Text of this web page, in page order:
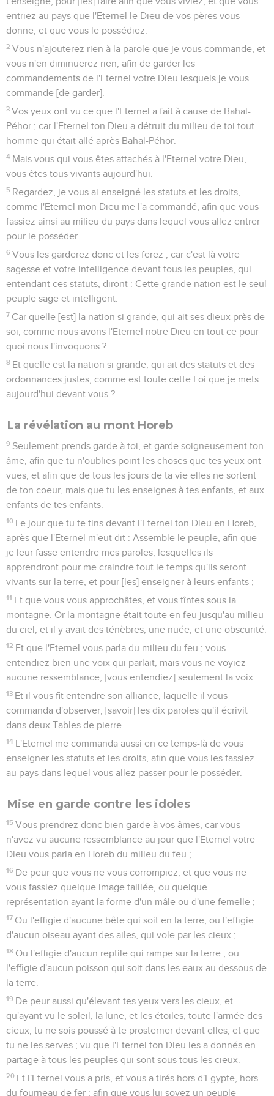
entriez au pays que l'Eternel le Dieu de vos pères vous
donne, et que vous le possédiez.
2 Vous n'ajouterez rien à la parole que je vous commande, et
vous n'en diminuerez rien, afin de garder les
commandements de l'Eternel votre Dieu lesquels je vous
commande [de garder].
3 Vos yeux ont vu ce que l'Eternel a fait à cause de Bahal-
Péhor ; car l'Eternel ton Dieu a détruit du milieu de toi tout
homme qui était allé après Bahal-Péhor.
4 Mais vous qui vous êtes attachés à l'Eternel votre Dieu,
vous êtes tous vivants aujourd'hui.
5 Regardez, je vous ai enseigné les statuts et les droits,
comme l'Eternel mon Dieu me l'a commandé, afin que vous
fassiez ainsi au milieu du pays dans lequel vous allez entrer
pour le posséder.
6 Vous les garderez donc et les ferez ; car c'est là votre
sagesse et votre intelligence devant tous les peuples, qui
entendant ces statuts, diront : Cette grande nation est le seul
peuple sage et intelligent.
7 Car quelle [est] la nation si grande, qui ait ses dieux près de
soi, comme nous avons l'Eternel notre Dieu en tout ce pour
quoi nous l'invoquons ?
8 Et quelle est la nation si grande, qui ait des statuts et des
ordonnances justes, comme est toute cette Loi que je mets
aujourd'hui devant vous ?
La révélation au mont Horeb
9 Seulement prends garde à toi, et garde soigneusement ton
âme, afin que tu n'oublies point les choses que tes yeux ont
vues, et afin que de tous les jours de ta vie elles ne sortent
de ton coeur, mais que tu les enseignes à tes enfants, et aux
enfants de tes enfants.
10 Le jour que tu te tins devant l'Eternel ton Dieu en Horeb,
après que l'Eternel m'eut dit : Assemble le peuple, afin que
je leur fasse entendre mes paroles, lesquelles ils
apprendront pour me craindre tout le temps qu'ils seront
vivants sur la terre, et pour [les] enseigner à leurs enfants ;
11 Et que vous vous approchâtes, et vous tîntes sous la
montagne. Or la montagne était toute en feu jusqu'au milieu
du ciel, et il y avait des ténèbres, une nuée, et une obscurité.
12 Et que l'Eternel vous parla du milieu du feu ; vous
entendiez bien une voix qui parlait, mais vous ne voyiez
aucune ressemblance, [vous entendiez] seulement la voix.
13 Et il vous fit entendre son alliance, laquelle il vous
commanda d'observer, [savoir] les dix paroles qu'il écrivit
dans deux Tables de pierre.
14 L'Eternel me commanda aussi en ce temps-là de vous
enseigner les statuts et les droits, afin que vous les fassiez
au pays dans lequel vous allez passer pour le posséder.
Mise en garde contre les idoles
15 Vous prendrez donc bien garde à vos âmes, car vous
n'avez vu aucune ressemblance au jour que l'Eternel votre
Dieu vous parla en Horeb du milieu du feu ;
16 De peur que vous ne vous corrompiez, et que vous ne
vous fassiez quelque image taillée, ou quelque
représentation ayant la forme d'un mâle ou d'une femelle ;
17 Ou l'effigie d'aucune bête qui soit en la terre, ou l'effigie
d'aucun oiseau ayant des ailes, qui vole par les cieux ;
18 Ou l'effigie d'aucun reptile qui rampe sur la terre ; ou
l'effigie d'aucun poisson qui soit dans les eaux au dessous de
la terre.
19 De peur aussi qu'élevant tes yeux vers les cieux, et
qu'ayant vu le soleil, la lune, et les étoiles, toute l'armée des
cieux, tu ne sois poussé à te prosterner devant elles, et que
tu ne les serves ; vu que l'Eternel ton Dieu les a donnés en
partage à tous les peuples qui sont sous tous les cieux.
20 Et l'Eternel vous a pris, et vous a tirés hors d'Egypte, hors
du fourneau de fer ; afin que vous lui soyez un peuple